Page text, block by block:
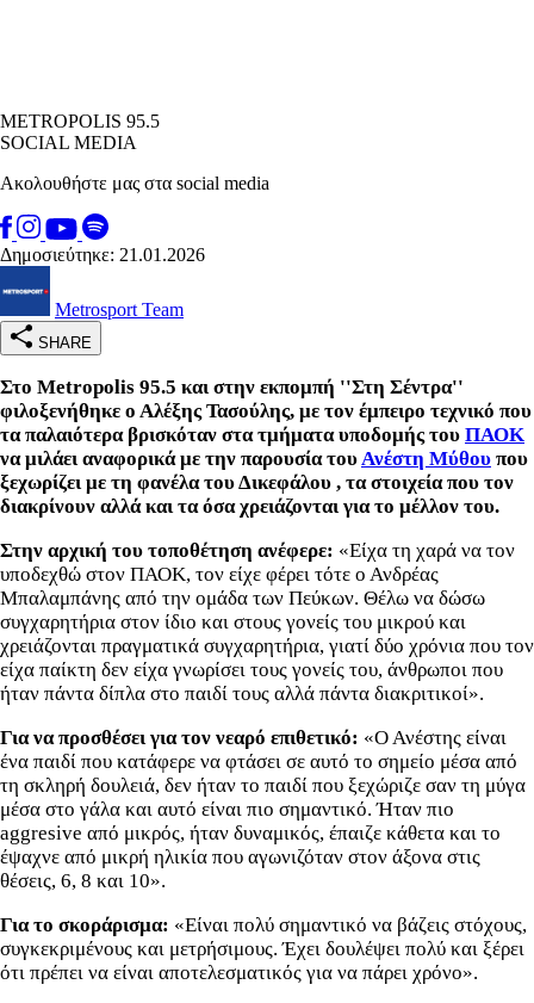
METROPOLIS 95.5
SOCIAL MEDIA
Ακολουθήστε μας στα social media
Δημοσιεύτηκε: 21.01.2026
Metrosport Team
SHARE
Στο Metropolis 95.5 και στην εκπομπή ''Στη Σέντρα''
φιλοξενήθηκε ο Αλέξης Τασούλης, με τον έμπειρο τεχνικό που
τα παλαιότερα βρισκόταν στα τμήματα υποδομής του ΠΑΟΚ
να μιλάει αναφορικά με την παρουσία τουΑνέστη Μύθου που
ξεχωρίζει με τη φανέλα του Δικεφάλου , τα στοιχεία που τον
διακρίνουν αλλά και τα όσα χρειάζονται για το μέλλον του.
Στην αρχική του τοποθέτηση ανέφερε: «Είχα τη χαρά να τον
υποδεχθώ στον ΠΑΟΚ, τον είχε φέρει τότε ο Ανδρέας
Μπαλαμπάνης από την ομάδα των Πεύκων. Θέλω να δώσω
συγχαρητήρια στον ίδιο και στους γονείς του μικρού και
χρειάζονται πραγματικά συγχαρητήρια, γιατί δύο χρόνια που τον
είχα παίκτη δεν είχα γνωρίσει τους γονείς του, άνθρωποι που
ήταν πάντα δίπλα στο παιδί τους αλλά πάντα διακριτικοί».
Για να προσθέσει για τον νεαρό επιθετικό: «Ο Ανέστης είναι
ένα παιδί που κατάφερε να φτάσει σε αυτό το σημείο μέσα από
τη σκληρή δουλειά, δεν ήταν το παιδί που ξεχώριζε σαν τη μύγα
μέσα στο γάλα και αυτό είναι πιο σημαντικό. Ήταν πιο
aggresive από μικρός, ήταν δυναμικός, έπαιζε κάθετα και το
έψαχνε από μικρή ηλικία που αγωνιζόταν στον άξονα στις
θέσεις, 6, 8 και 10».
Για το σκοράρισμα: «Είναι πολύ σημαντικό να βάζεις στόχους,
συγκεκριμένους και μετρήσιμους. Έχει δουλέψει πολύ και ξέρει
ότι πρέπει να είναι αποτελεσματικός για να πάρει χρόνο».